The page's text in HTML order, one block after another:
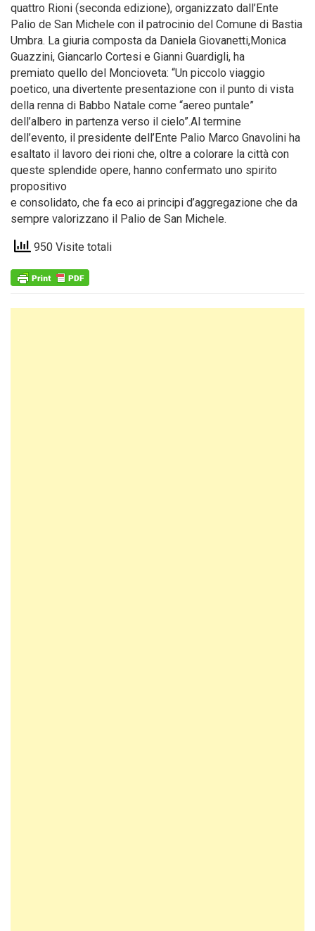
quattro Rioni (seconda edizione), organizzato dall’Ente
Palio de San Michele con il patrocinio del Comune di Bastia
Umbra. La giuria composta da Daniela Giovanetti,Monica
Guazzini, Giancarlo Cortesi e Gianni Guardigli, ha
premiato quello del Moncioveta: “Un piccolo viaggio
poetico, una divertente presentazione con il punto di vista
della renna di Babbo Natale come “aereo puntale”
dell’albero in partenza verso il cielo”.Al termine
dell’evento, il presidente dell’Ente Palio Marco Gnavolini ha
esaltato il lavoro dei rioni che, oltre a colorare la città con
queste splendide opere, hanno confermato uno spirito
propositivo
e consolidato, che fa eco ai principi d’aggregazione che da
sempre valorizzano il Palio de San Michele.
950 Visite totali